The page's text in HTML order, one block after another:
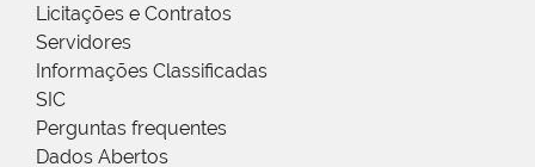
Licitações e Contratos
Servidores
Informações Classificadas
SIC
Perguntas frequentes
Dados Abertos